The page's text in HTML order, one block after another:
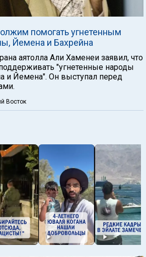
помогать угнетенным
Йемена и Бахрейна
аятолла Али Хаменеи заявил, что
"угнетенные народы
и Йемена". Он выступал перед
Восток